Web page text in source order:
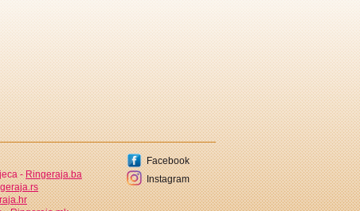
-Ringeraja.ba
Facebook
Instagram